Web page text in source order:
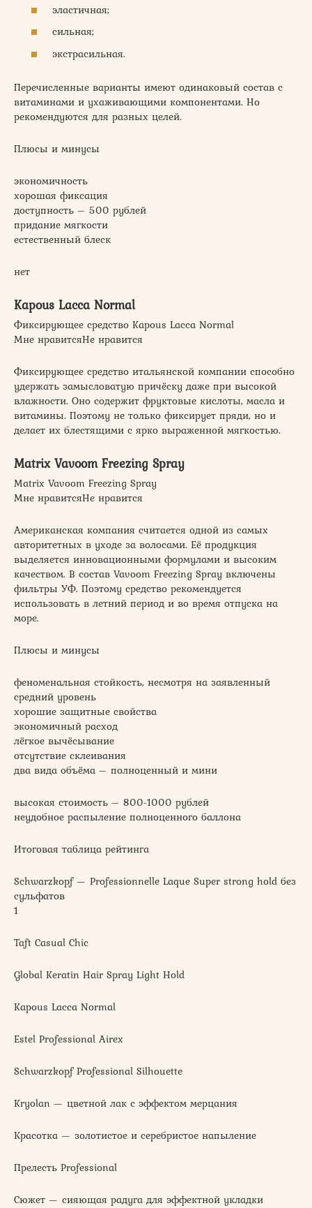
эластичная;
сильная;
экстрасильная.
Перечисленные варианты имеют одинаковый состав с
витаминами и ухаживающими компонентами. Но
рекомендуются для разных целей.
Плюсы и минусы
экономичность
хорошая фиксация
доступность – 500 рублей
придание мягкости
естественный блеск
нет
Kapous Lacca Normal
Фиксирующее средство Kapous Lacca Normal
Мне нравитсяНе нравится
Фиксирующее средство итальянской компании способно
удержать замысловатую причёску даже при высокой
влажности. Оно содержит фруктовые кислоты, масла и
витамины. Поэтому не только фиксирует пряди, но и
делает их блестящими с ярко выраженной мягкостью.
Matrix Vavoom Freezing Spray
Matrix Vavoom Freezing Spray
Мне нравитсяНе нравится
Американская компания считается одной из самых
авторитетных в уходе за волосами. Её продукция
выделяется инновационными формулами и высоким
качеством. В состав Vavoom Freezing Spray включены
фильтры УФ. Поэтому средство рекомендуется
использовать в летний период и во время отпуска на
море.
Плюсы и минусы
феноменальная стойкость, несмотря на заявленный
средний уровень
хорошие защитные свойства
экономичный расход
лёгкое вычёсывание
отсутствие склеивания
два вида объёма – полноценный и мини
высокая стоимость – 800-1000 рублей
неудобное распыление полноценного баллона
Итоговая таблица рейтинга
Schwarzkopf — Professionnelle Laque Super strong hold без
сульфатов
1
Taft Casual Chic
Global Keratin Hair Spray Light Hold
Kapous Lacca Normal
Estel Professional Airex
Schwarzkopf Professional Silhouette
Kryolan — цветной лак с эффектом мерцания
Красотка — золотистое и серебристое напыление
Прелесть Professional
Сюжет — сияющая радуга для эффектной укладки